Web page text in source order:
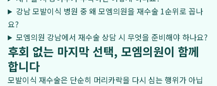
강남 모발이식 병원 중 왜 모엠의원을 재수술 1순위로 꼽나
요?
모엠의원 강남에서 재수술 상담 시 무엇을 준비해야 하나요?
후회 없는 마지막 선택, 모엠의원이 함께
합니다
모발이식 재수술은 단순히 머리카락을 다시 심는 행위가 아닙